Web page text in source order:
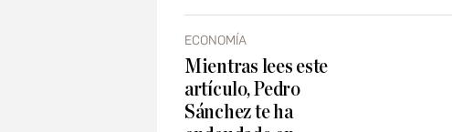
ECONOMÍA
Mientras lees este
artículo, Pedro
Sánchez te ha